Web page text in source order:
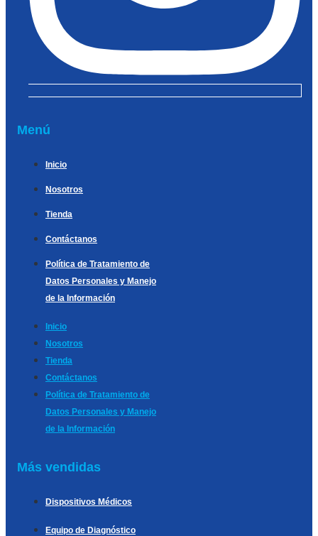
Menú
Inicio
Nosotros
Tienda
Contáctanos
Política de Tratamiento de
Datos Personales y Manejo
de la Información
Inicio
Nosotros
Tienda
Contáctanos
Política de Tratamiento de
Datos Personales y Manejo
de la Información
Más vendidas
Dispositivos Médicos
Equipo de Diagnóstico